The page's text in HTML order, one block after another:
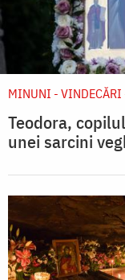
MINUNI - VINDECĂRI
Teodora,
unei sarcini